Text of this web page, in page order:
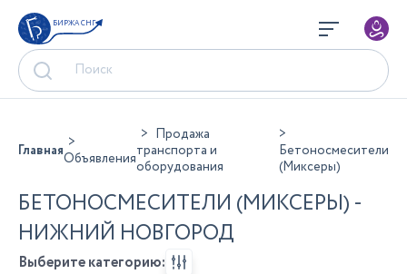
БИРЖА СНГ
ГлавнаяОбъявления
Продажа
транспорта и
оборудования
Бетоносмесители
(Миксеры)
БЕТОНОСМЕСИТЕЛИ (МИКСЕРЫ) -
НИЖНИЙ НОВГОРОД
Выберите категорию: